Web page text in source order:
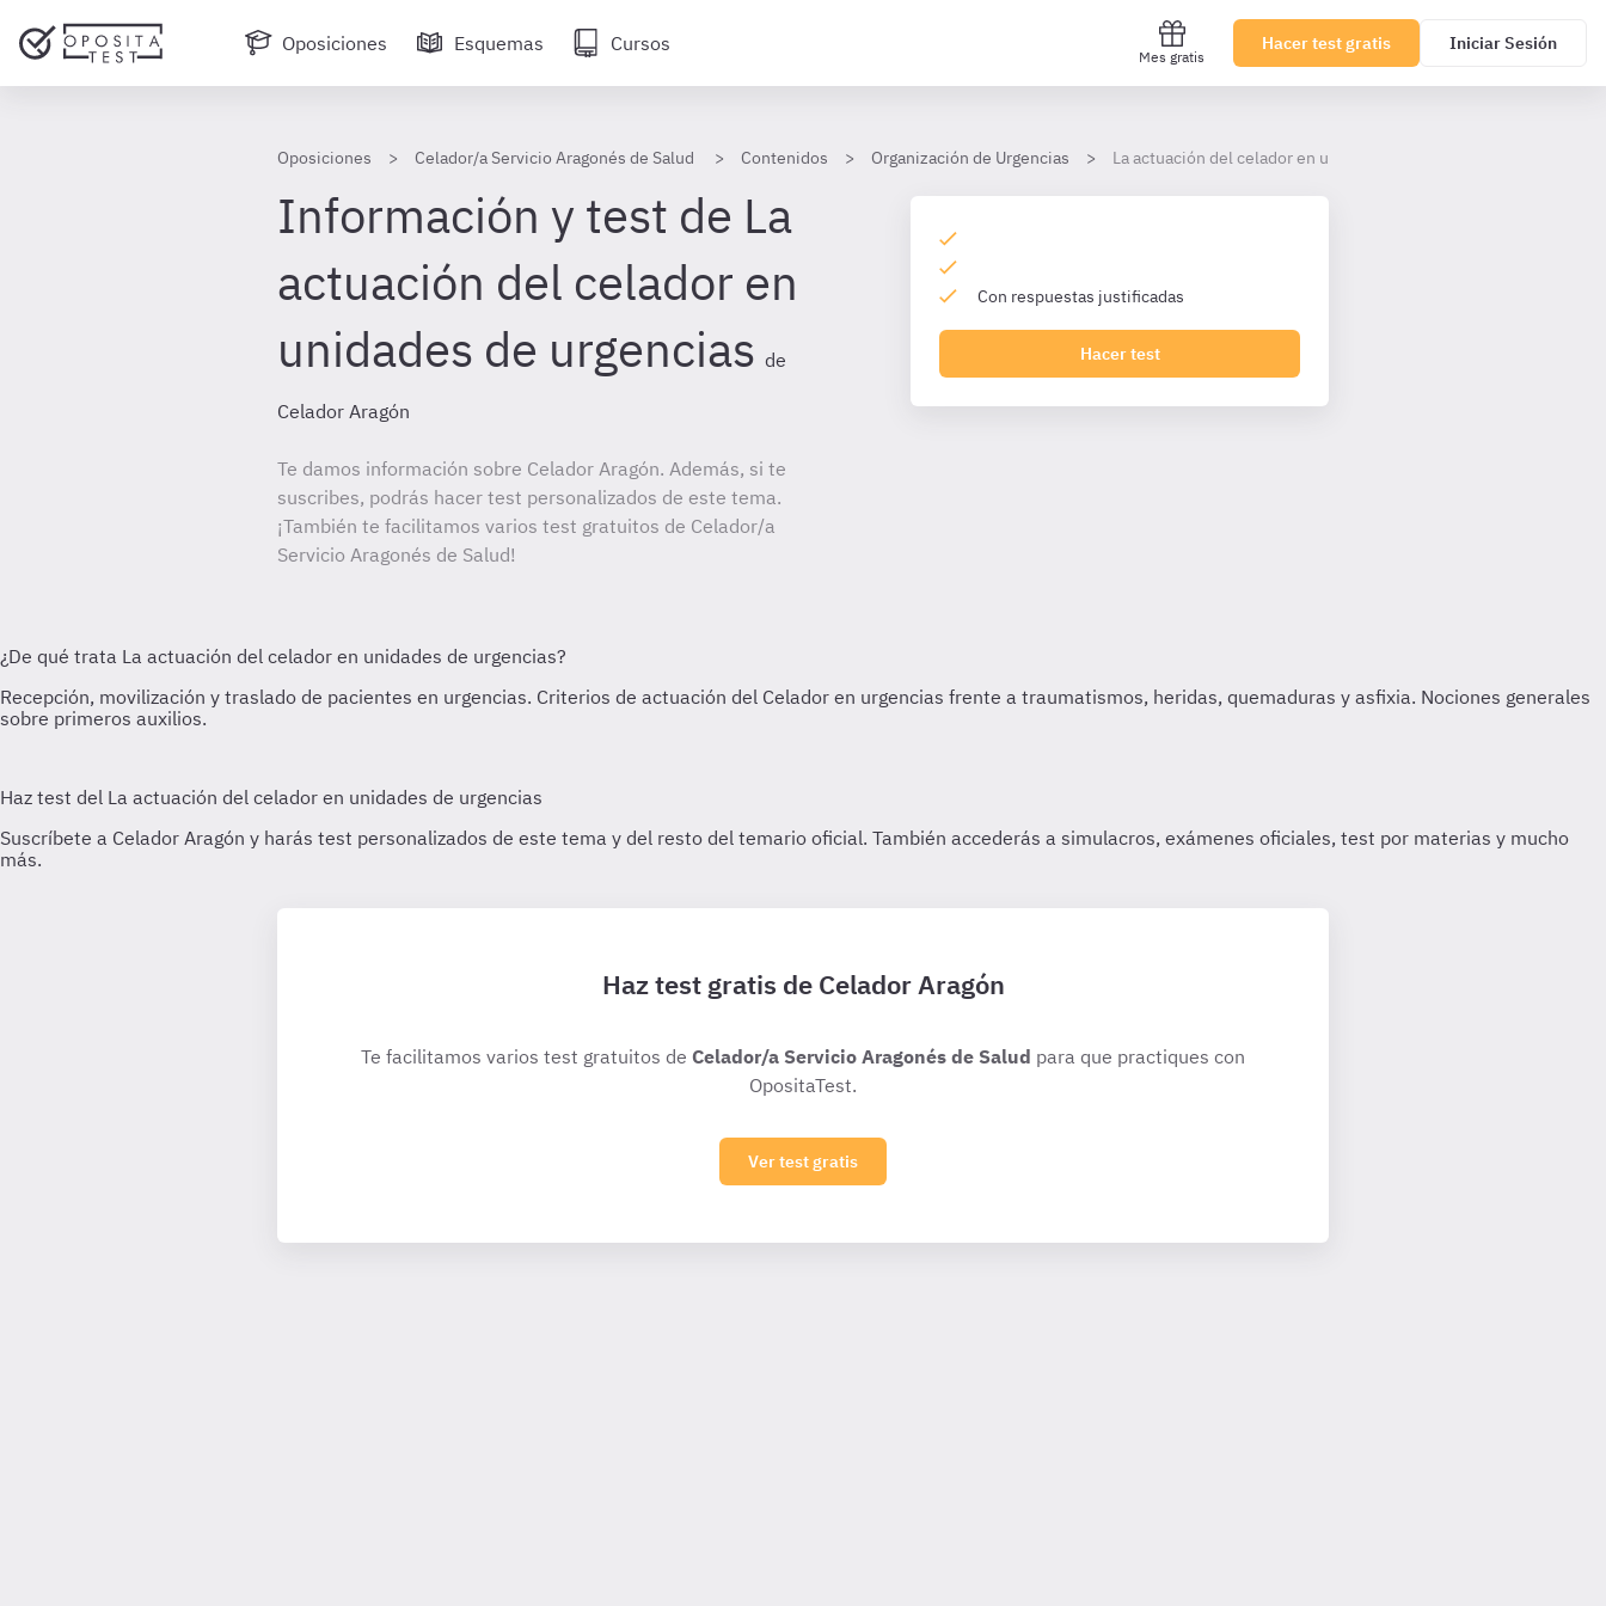
Oposiciones Esquemas Cursos
Mes gratis
Hacer test gratis Iniciar Sesión
Oposiciones Celador/a Servicio Aragonés de Salud Contenidos Organización de Urgencias La actuación del celador en unidades de urgencias
Información y test de La
actuación del celador en
unidades de urgencias de
Celador Aragón
Te damos información sobre Celador Aragón. Además, si te
suscribes, podrás hacer test personalizados de este tema.
¡También te facilitamos varios test gratuitos de Celador/a
Servicio Aragonés de Salud!
Con respuestas justificadas
Hacer test
Haz test gratis de Celador Aragón
Te facilitamos varios test gratuitos de Celador/a Servicio Aragonés de Salud para que practiques con
OpositaTest.
Ver test gratis